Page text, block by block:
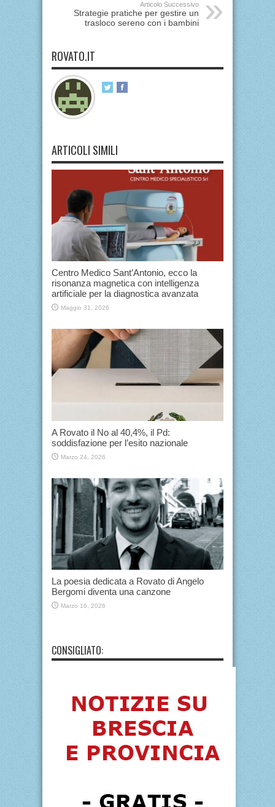
Articolo Successivo
Strategie pratiche per gestire un
trasloco sereno con i bambini
ROVATO.IT
ARTICOLI SIMILI
Centro Medico Sant’Antonio, ecco la
risonanza magnetica con intelligenza
artificiale per la diagnostica avanzata
Maggio 31, 2026
A Rovato il No al 40,4%, il Pd:
soddisfazione per l’esito nazionale
Marzo 24, 2026
La poesia dedicata a Rovato di Angelo
Bergomi diventa una canzone
Marzo 16, 2026
CONSIGLIATO: